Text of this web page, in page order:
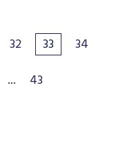
32 33
34
... 43